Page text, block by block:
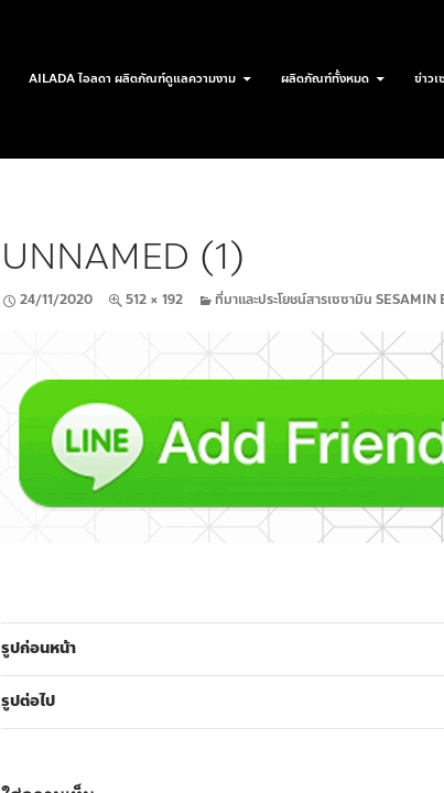
AILADA ไอลดา ผลิตภัณฑ์ดูแลความงาม ผลิตภัณฑ์ทั้งหมด ข่าว
UNNAMED (1)
24/11/2020 512 × 192 ที่มาและประโยชน์สารเซซามิน SESAMIN
รูปก่อนหน้า
รูปต่อไป